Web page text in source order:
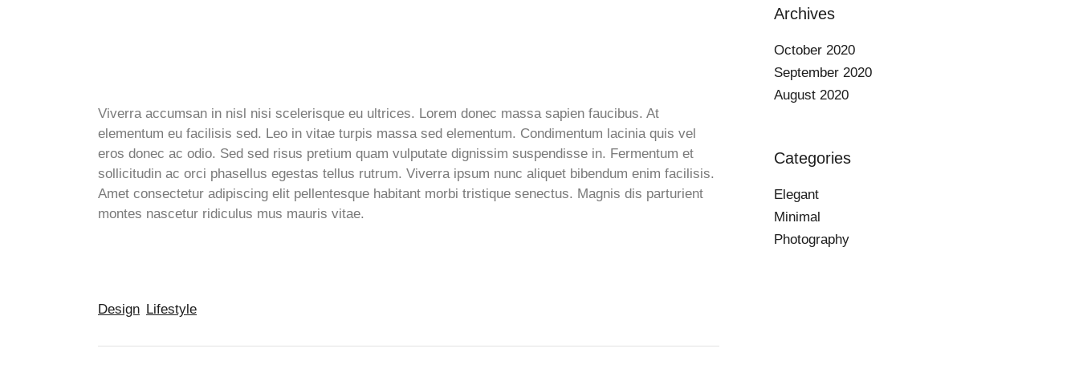
Viverra accumsan in nisl nisi scelerisque eu ultrices. Lorem donec massa sapien faucibus. At
elementum eu facilisis sed. Leo in vitae turpis massa sed elementum. Condimentum lacinia quis vel
eros donec ac odio. Sed sed risus pretium quam vulputate dignissim suspendisse in. Fermentum et
sollicitudin ac orci phasellus egestas tellus rutrum. Viverra ipsum nunc aliquet bibendum enim facilisis.
Amet consectetur adipiscing elit pellentesque habitant morbi tristique senectus. Magnis dis parturient
montes nascetur ridiculus mus mauris vitae.
Design Lifestyle
Archives
October 2020
September 2020
August 2020
Categories
Elegant
Minimal
Photography